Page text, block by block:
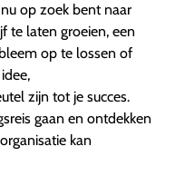
op zoek bent naar
te laten groeien, een
op te lossen of
zijn tot je succes.
gaan en ontdekken
kan